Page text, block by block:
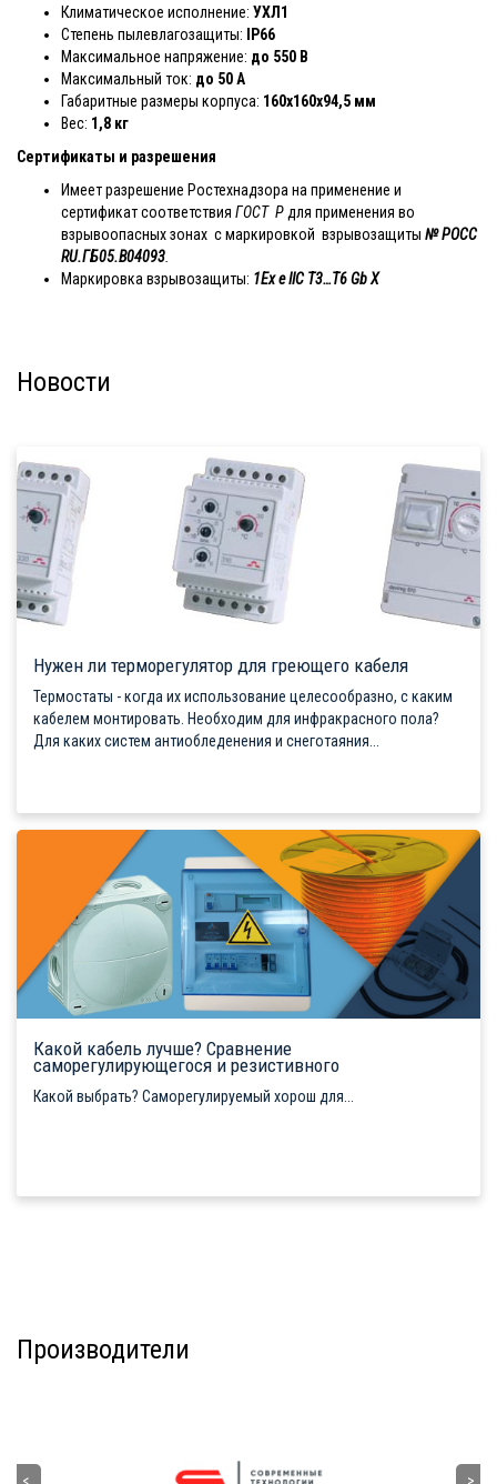
Климатическое исполнение: УХЛ1
Степень пылевлагозащиты:
IP66
Максимальное напряжение: до 550 В
Максимальный ток: до 50 А
Габаритные размеры корпуса: 160x160x94,5 мм
Вес: 1,8 кг
Сертификаты и разрешения
Имеет разрешение Ростехнадзора на применение и
сертификат соответствия ГОСТ Р для применения во
взрывоопасных зонах с маркировкой взрывозащиты № РОСС
RU.ГБ05.В04093
Маркировка взрывозащиты: 1Ex e IIC T3…T6 Gb X
Новости
Нужен ли терморегулятор для греющего кабеля
Термостаты - когда их использование целесообразно, с каким
кабелем монтировать. Необходим для инфракрасного пола?
Для каких систем антиобледенения и снеготаяния...
Какой кабель лучше? Сравнение
саморегулирующегося и резистивного
Какой выбрать? Саморегулируемый хорош для...
Производители